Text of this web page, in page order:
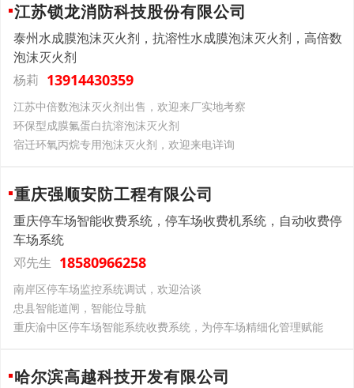
江苏锁龙消防科技股份有限公司
泰州水成膜泡沫灭火剂，抗溶性水成膜泡沫灭火剂，高倍数
泡沫灭火剂
杨莉 13914430359
江苏中倍数泡沫灭火剂出售，欢迎来厂实地考察
环保型成膜氟蛋白抗溶泡沫灭火剂
宿迁环氧丙烷专用泡沫灭火剂，欢迎来电详询
重庆强顺安防工程有限公司
重庆停车场智能收费系统，停车场收费机系统，自动收费停
车场系统
邓先生 18580966258
南岸区停车场监控系统调试，欢迎洽谈
忠县智能道闸，智能位导航
重庆渝中区停车场智能系统收费系统，为停车场精细化管理赋能
哈尔滨高越科技开发有限公司